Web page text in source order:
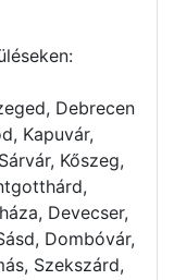
Debrecen
Kapuvár,
Kőszeg,
Devecser,
Dombóvár,
Szekszárd,